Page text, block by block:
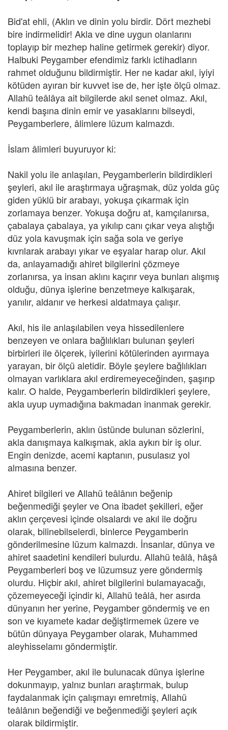
Bid'at ehli, (Aklın ve dinin yolu birdir. Dört mezhebi
bire indirmelidir! Akla ve dine uygun olanlarını
toplayıp bir mezhep haline getirmek gerekir) diyor.
Halbuki Peygamber efendimiz farklı ictihadların
rahmet olduğunu bildirmiştir. Her ne kadar akıl, iyiyi
kötüden ayıran bir kuvvet ise de, her işte ölçü olmaz.
Allahü teâlâya ait bilgilerde akıl senet olmaz. Akıl,
kendi başına dinin emir ve yasaklarını bilseydi,
Peygamberlere, âlimlere lüzum kalmazdı.
İslam âlimleri buyuruyor ki:
Nakil yolu ile anlaşılan, Peygamberlerin bildirdikleri
şeyleri, akıl ile araştırmaya uğraşmak, düz yolda güç
giden yüklü bir arabayı, yokuşa çıkarmak için
zorlamaya benzer. Yokuşa doğru at, kamçılanırsa,
çabalaya çabalaya, ya yıkılıp canı çıkar veya alıştığı
düz yola kavuşmak için sağa sola ve geriye
kıvrılarak arabayı yıkar ve eşyalar harap olur. Akıl
da, anlayamadığı ahiret bilgilerini çözmeye
zorlanırsa, ya insan aklını kaçırır veya bunları alışmış
olduğu, dünya işlerine benzetmeye kalkışarak,
yanılır, aldanır ve herkesi aldatmaya çalışır.
Akıl, his ile anlaşılabilen veya hissedilenlere
benzeyen ve onlara bağlılıkları bulunan şeyleri
birbirleri ile ölçerek, iyilerini kötülerinden ayırmaya
yarayan, bir ölçü aletidir. Böyle şeylere bağlılıkları
olmayan varlıklara akıl erdiremeyeceğinden, şaşırıp
kalır. O halde, Peygamberlerin bildirdikleri şeylere,
akla uyup uymadığına bakmadan inanmak gerekir.
Peygamberlerin, aklın üstünde bulunan sözlerini,
akla danışmaya kalkışmak, akla aykırı bir iş olur.
Engin denizde, acemi kaptanın, pusulasız yol
almasına benzer.
Ahiret bilgileri ve Allahü teâlânın beğenip
beğenmediği şeyler ve Ona ibadet şekilleri, eğer
aklın çerçevesi içinde olsalardı ve akıl ile doğru
olarak, bilinebilselerdi, binlerce Peygamberin
gönderilmesine lüzum kalmazdı. İnsanlar, dünya ve
ahiret saadetini kendileri bulurdu. Allahü teâlâ, hâşâ
Peygamberleri boş ve lüzumsuz yere göndermiş
olurdu. Hiçbir akıl, ahiret bilgilerini bulamayacağı,
çözemeyeceği içindir ki, Allahü teâlâ, her asırda
dünyanın her yerine, Peygamber göndermiş ve en
son ve kıyamete kadar değiştirmemek üzere ve
bütün dünyaya Peygamber olarak, Muhammed
aleyhisselamı göndermiştir.
Her Peygamber, akıl ile bulunacak dünya işlerine
dokunmayıp, yalnız bunları araştırmak, bulup
faydalanmak için çalışmayı emretmiş, Allahü
teâlânın beğendiği ve beğenmediği şeyleri açık
olarak bildirmiştir.